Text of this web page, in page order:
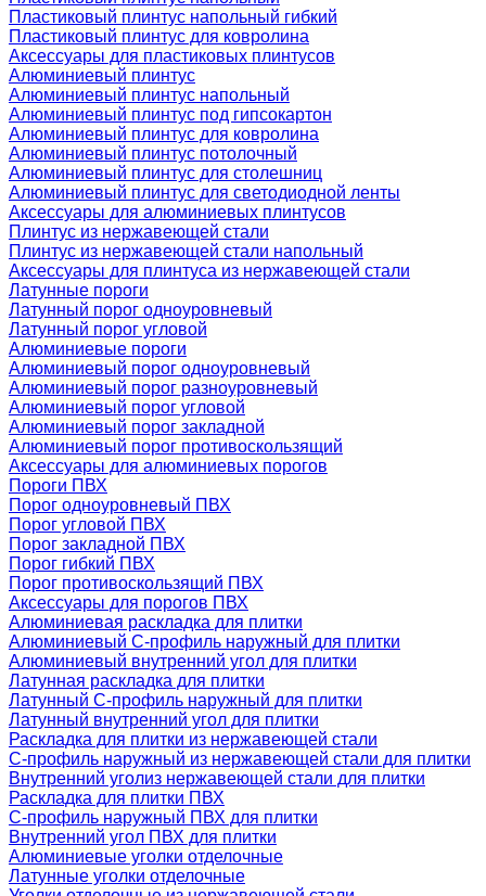
Пластиковый плинтус напольный гибкий
Пластиковый плинтус для ковролина
Аксессуары для пластиковых плинтусов
Алюминиевый плинтус
Алюминиевый плинтус напольный
Алюминиевый плинтус под гипсокартон
Алюминиевый плинтус для ковролина
Алюминиевый плинтус потолочный
Алюминиевый плинтус для столешниц
Алюминиевый плинтус для светодиодной ленты
Аксессуары для алюминиевых плинтусов
Плинтус из нержавеющей стали
Плинтус из нержавеющей стали напольный
Аксессуары для плинтуса из нержавеющей стали
Латунные пороги
Латунный порог одноуровневый
Латунный порог угловой
Алюминиевые пороги
Алюминиевый порог одноуровневый
Алюминиевый порог разноуровневый
Алюминиевый порог угловой
Алюминиевый порог закладной
Алюминиевый порог противоскользящий
Аксессуары для алюминиевых порогов
Пороги ПВХ
Порог одноуровневый ПВХ
Порог угловой ПВХ
Порог закладной ПВХ
Порог гибкий ПВХ
Порог противоскользящий ПВХ
Аксессуары для порогов ПВХ
Алюминиевая раскладка для плитки
Алюминиевый С-профиль наружный для плитки
Алюминиевый внутренний угол для плитки
Латунная раскладка для плитки
Латунный С-профиль наружный для плитки
Латунный внутренний угол для плитки
Раскладка для плитки из нержавеющей стали
С-профиль наружный из нержавеющей стали для плитки
Внутренний уголиз нержавеющей стали для плитки
Раскладка для плитки ПВХ
С-профиль наружный ПВХ для плитки
Внутренний угол ПВХ для плитки
Алюминиевые уголки отделочные
Латунные уголки отделочные